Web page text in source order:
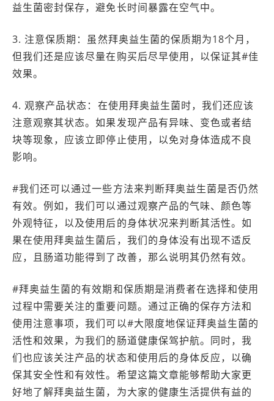
益生菌密封保存，避免长时间暴露在空气中。
3. 注意保质期：虽然拜奥益生菌的保质期为18个月，
但我们还是应该尽量在购买后尽早使用，以保证其#佳
效果。
4. 观察产品状态：在使用拜奥益生菌时，我们还应该
注意观察其状态。如果发现产品有异味、变色或者结
块等现象，应该立即停止使用，以免对身体造成不良
影响。
#我们还可以通过一些方法来判断拜奥益生菌是否仍然
有效。例如，我们可以通过观察产品的气味、颜色等
外观特征，以及使用后的身体状况来判断其活性。如
果在使用拜奥益生菌后，我们的身体没有出现不适反
应，且肠道功能得到了改善，那么说明其仍然有效。
#拜奥益生菌的有效期和保质期是消费者在选择和使用
过程中需要关注的重要问题。通过正确的保存方法和
使用注意事项，我们可以#大限度地保证拜奥益生菌的
活性和效果，为我们的肠道健康保驾护航。同时，我
们也应该关注产品的状态和使用后的身体反应，以确
保其安全性和有效性。希望这篇文章能够帮助大家更
好地了解拜奥益生菌，为大家的健康生活提供有益的